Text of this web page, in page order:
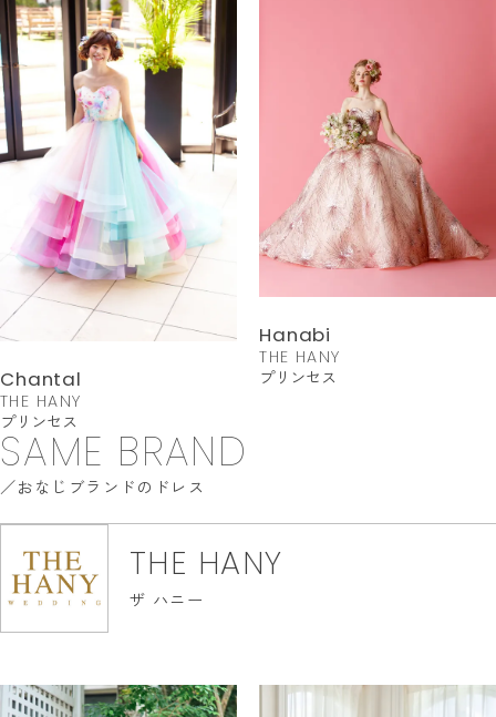
Chantal
THE HANY
プリンセス
Hanabi
THE HANY
プリンセス
SAME BRAND
おなじブランドのドレス
THE HANY
ザ ハニー